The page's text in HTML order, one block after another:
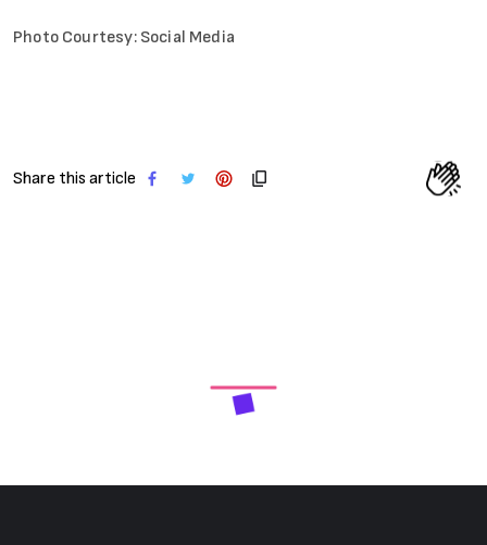
Photo Courtesy: Social Media
Share this article